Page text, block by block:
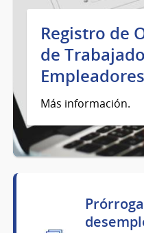
Registro de
de
Empleadores
Más información.